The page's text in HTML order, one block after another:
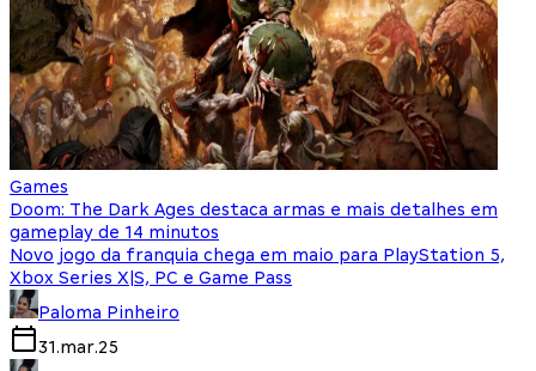
Games
Doom: The Dark Ages destaca armas e mais detalhes em
gameplay de 14 minutos
Novo jogo da franquia chega em maio para PlayStation 5,
Xbox Series X|S, PC e Game Pass
Paloma Pinheiro
31.mar.25